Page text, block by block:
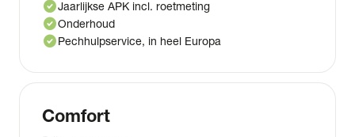
check_circleJaarlijkse APK incl. roetmeting
check_circleOnderhoud
check_circlePechhulpservice, in heel Europa
Comfort